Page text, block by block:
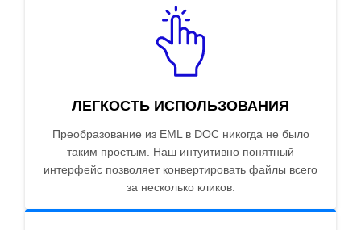
ЛЕГКОСТЬ ИСПОЛЬЗОВАНИЯ
Преобразование из EML в DOC никогда не было
таким простым. Наш интуитивно понятный
интерфейс позволяет конвертировать файлы всего
за несколько кликов.